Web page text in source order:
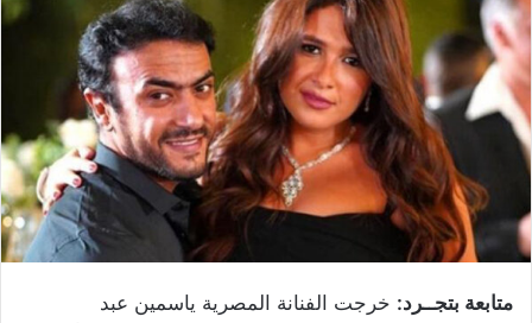
متابعة بتجــرد: خرجت الفنانة المصرية ياسمين عبد